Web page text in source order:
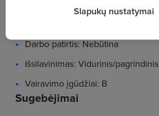
Darbo patirtis: Nebūtina
Išsilavinimas: Vidurinis/pagrindinis
Vairavimo įgūdžiai: B
Sugebėjimai
Slapukų nustatymai